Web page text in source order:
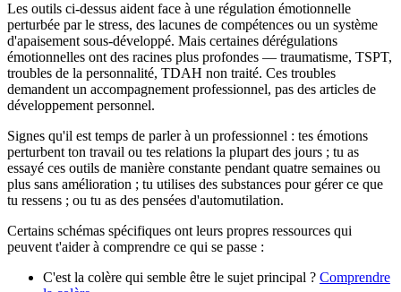
Les outils ci-dessus aident face à une régulation émotionnelle
perturbée par le stress, des lacunes de compétences ou un système
d'apaisement sous-développé. Mais certaines dérégulations
émotionnelles ont des racines plus profondes — traumatisme, TSPT,
troubles de la personnalité, TDAH non traité. Ces troubles
demandent un accompagnement professionnel, pas des articles de
développement personnel.
Signes qu'il est temps de parler à un professionnel : tes émotions
perturbent ton travail ou tes relations la plupart des jours ; tu as
essayé ces outils de manière constante pendant quatre semaines ou
plus sans amélioration ; tu utilises des substances pour gérer ce que
tu ressens ; ou tu as des pensées d'automutilation.
Certains schémas spécifiques ont leurs propres ressources qui
peuvent t'aider à comprendre ce qui se passe :
C'est la colère qui semble être le sujet principal ? Comprendre